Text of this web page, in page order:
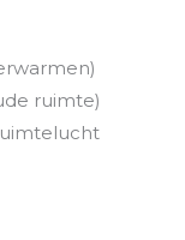
ruimte)